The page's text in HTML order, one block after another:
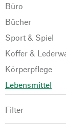
Büro
Bücher
Sport & Spiel
Koffer &
Körperpflege
Lebensmittel
Filter